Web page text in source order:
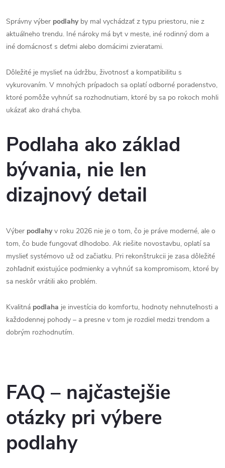
Správny výber podlahyby mal vychádzať z typu priestoru, nie z
aktuálneho trendu. Iné nároky má byt v meste, iné rodinný dom a
iné domácnosť s deťmi alebo domácimi zvieratami.
Dôležité je myslieť na údržbu, životnosť a kompatibilitu s
vykurovaním. V mnohých prípadoch sa oplatí odborné poradenstvo,
ktoré pomôže vyhnúť sa rozhodnutiam, ktoré by sa po rokoch mohli
ukázať ako drahá chyba.
Podlaha ako základ
bývania, nie len
dizajnový detail
Výber podlahyv roku 2026 nie je o tom, čo je práve moderné, ale o
tom, čo bude fungovať dlhodobo. Ak riešite novostavbu, oplatí sa
myslieť systémovo už od začiatku. Pri rekonštrukcii je zasa dôležité
zohľadniť existujúce podmienky a vyhnúť sa kompromisom, ktoré by
sa neskôr vrátili ako problém.
Kvalitná podlaha je investícia do komfortu, hodnoty nehnuteľnosti a
každodennej pohody – a presne v tom je rozdiel medzi trendom a
dobrým rozhodnutím.
FAQ – najčastejšie
otázky pri výbere
podlahy